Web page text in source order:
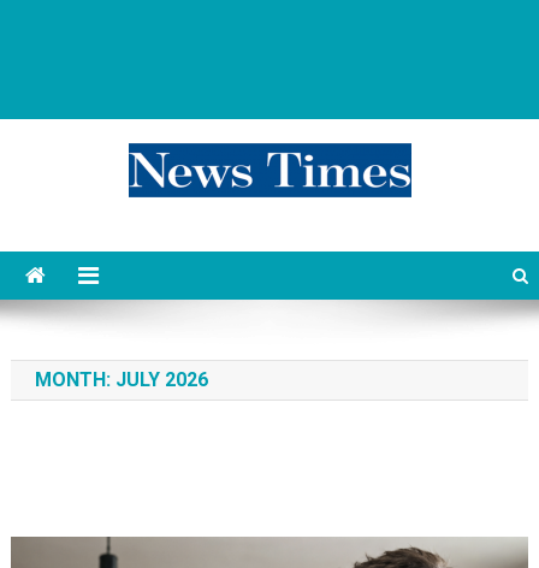
MONTH: JULY 2026